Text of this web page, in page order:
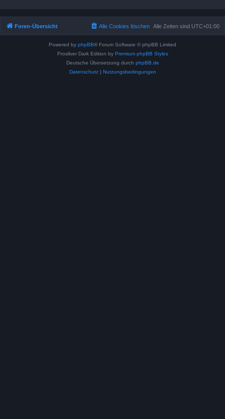
Foren-Übersicht Alle Zeiten sind UTC+01:00
Alle Cookies löschen
Powered by phpBB® Forum Software © phpBB Limited
Prosilver Dark Edition by Premium phpBB Styles
Deutsche Übersetzung durch phpBB.de
Datenschutz| Nutzungsbedingungen